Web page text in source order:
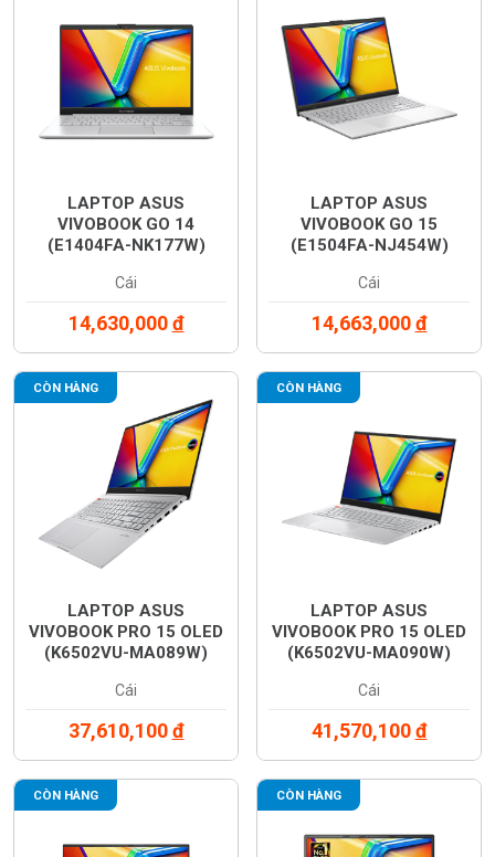
LAPTOP ASUS
VIVOBOOK GO 14
(E1404FA-NK177W)
Cái
14,630,000đ
LAPTOP ASUS
VIVOBOOK GO 15
(E1504FA-NJ454W)
Cái
14,663,000đ
CÒN HÀNG
LAPTOP ASUS
VIVOBOOK PRO 15 OLED
(K6502VU-MA089W)
Cái
37,610,100đ
CÒN HÀNG
LAPTOP ASUS
VIVOBOOK PRO 15 OLED
(K6502VU-MA090W)
Cái
41,570,100đ
CÒN HÀNG CÒN HÀNG